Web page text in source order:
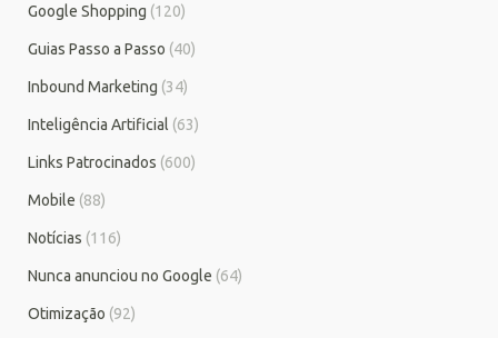
Google Shopping (120)
Guias Passo a Passo (40)
Inbound Marketing (34)
Inteligência Artificial (63)
Links Patrocinados (600)
Mobile (88)
Notícias (116)
Nunca anunciou no Google (64)
Otimização (92)